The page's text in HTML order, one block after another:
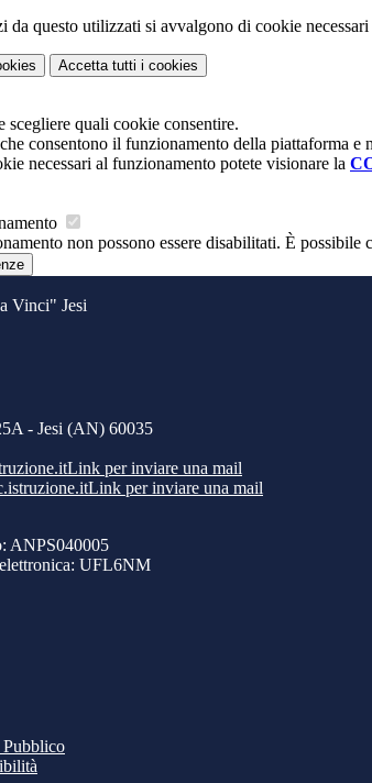
da questo utilizzati si avvalgono di cookie
Accetta tutti i cookies
scegliere quali cookie consentire.
consentono il funzionamento della piattaforma e
necessari al funzionamento potete visionare la
non possono essere disabilitati. È
Vinci" Jesi
- Jesi (AN) 60035
Link per inviare una mail
Link per inviare una mail
ANPS040005
UFL6NM